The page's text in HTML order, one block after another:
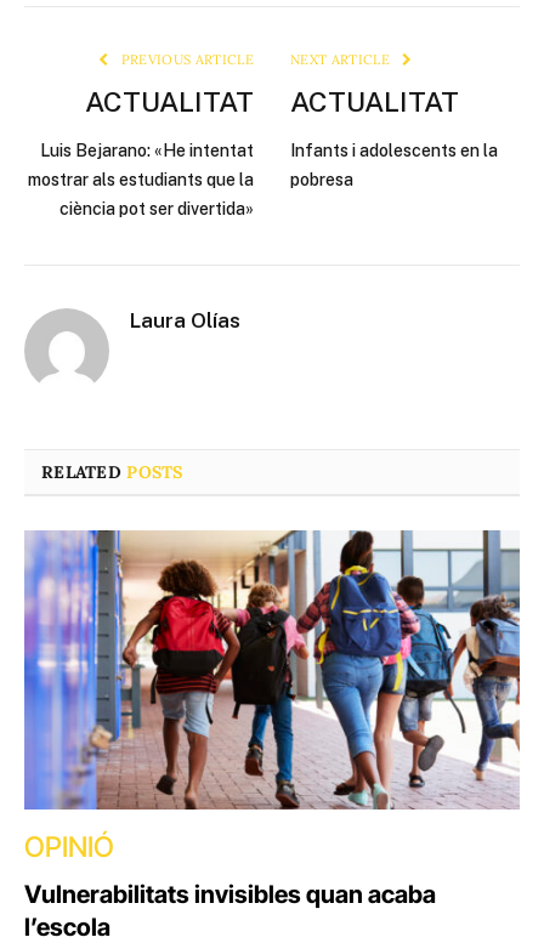
PREVIOUS ARTICLE
ACTUALITAT
Luis Bejarano: «He intentat
mostrar als estudiants que la
ciència pot ser divertida»
NEXT ARTICLE
ACTUALITAT
Infants i adolescents en la
pobresa
Laura Olías
RELATEDPOSTS
OPINIÓ
Vulnerabilitats invisibles quan acaba
l’escola